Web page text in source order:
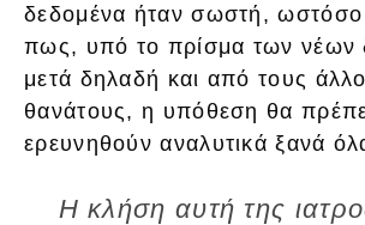
δεδομένα ήταν σωστή,
πως, υπό το πρίσμα των νέων
μετά δηλαδή και από τους
θανάτους, η υπόθεση θα
ερευνηθούν αναλυτικά ξανά
Η κλήση αυτή της